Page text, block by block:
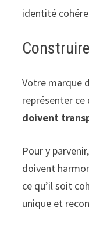
identité
Votre marque
représenter ce
doivent
Pour y
doivent
ce qu’il soit
unique et